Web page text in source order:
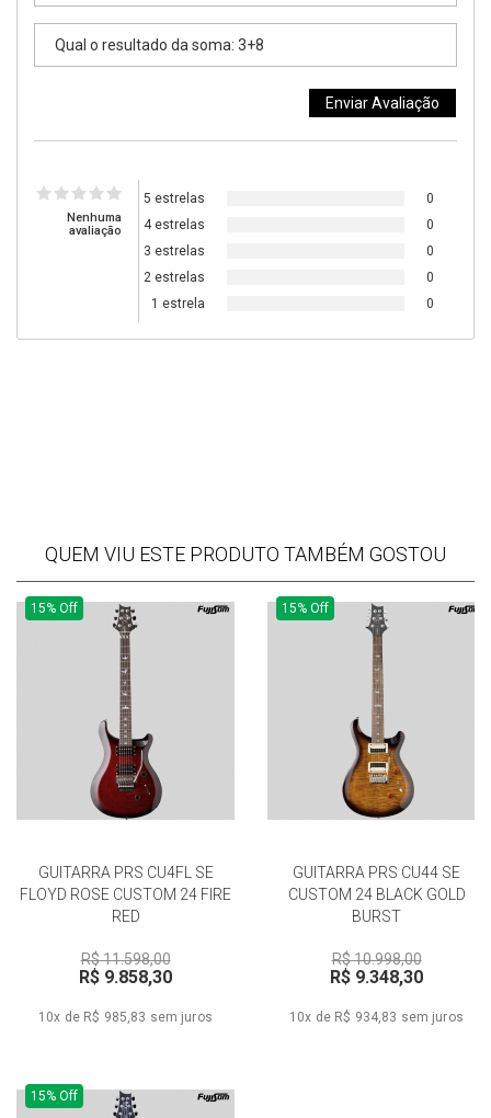
Nenhuma
avaliação
5 estrelas
0
4 estrelas
0
3 estrelas
0
2 estrelas
0
1 estrela
0
QUEM VIU ESTE PRODUTO TAMBÉM GOSTOU
15% Off
GUITARRA PRS CU4FL SE
FLOYD ROSE CUSTOM 24 FIRE
RED
R$ 11.598,00
R$ 9.858,30
10x de R$ 985,83 sem juros
15% Off
GUITARRA PRS CU44 SE
CUSTOM 24 BLACK GOLD
BURST
R$ 10.998,00
R$ 9.348,30
10x de R$ 934,83 sem juros
15% Off